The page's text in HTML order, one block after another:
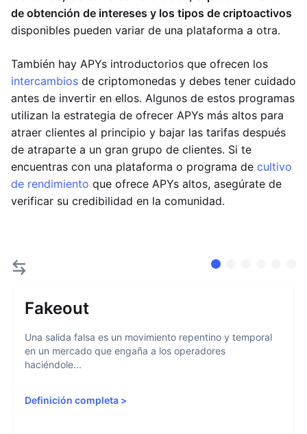
de obtención de intereses y los tipos de criptoactivos
disponibles pueden variar de una plataforma a otra.
También hay APYs introductorios que ofrecen los
intercambios de criptomonedas y debes tener cuidado
antes de invertir en ellos. Algunos de estos programas
utilizan la estrategia de ofrecer APYs más altos para
atraer clientes al principio y bajar las tarifas después
de atraparte a un gran grupo de clientes. Si te
encuentras con una plataforma o programa de cultivo
de rendimiento que ofrece APYs altos, asegúrate de
verificar su credibilidad en la comunidad.
Fakeout
Una salida falsa es un movimiento repentino y temporal
en un mercado que engaña a los operadores
haciéndole...
Definición completa >